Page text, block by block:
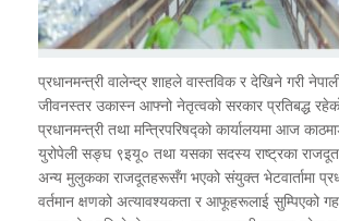
प्रधानमन्त्री वालेन्द्र शाहले वास्तविक र देखिने गरी
जीवनस्तर उकास्न आफ्नो नेतृत्वको सरकार प्रतिबद्ध
प्रधानमन्त्री तथा मन्त्रिपरिषद्को कार्यालयमा आज
युरोपेली सङ्घ ९इयू० तथा यसका सदस्य राष्ट्रका राजदूत
अन्य मुलुकका राजदूतहरूसँग भएको संयुक्त भेटवार्तामा
वर्तमान क्षणको अत्यावश्यकता र आफूहरूलाई सुम्पिएको